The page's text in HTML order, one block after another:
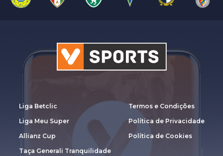
Liga Betclic
Liga Meu Super
Allianz Cup
Taça Generali Tranquilidade
Termos e Condições
Política de Privacidade
Política de Cookies